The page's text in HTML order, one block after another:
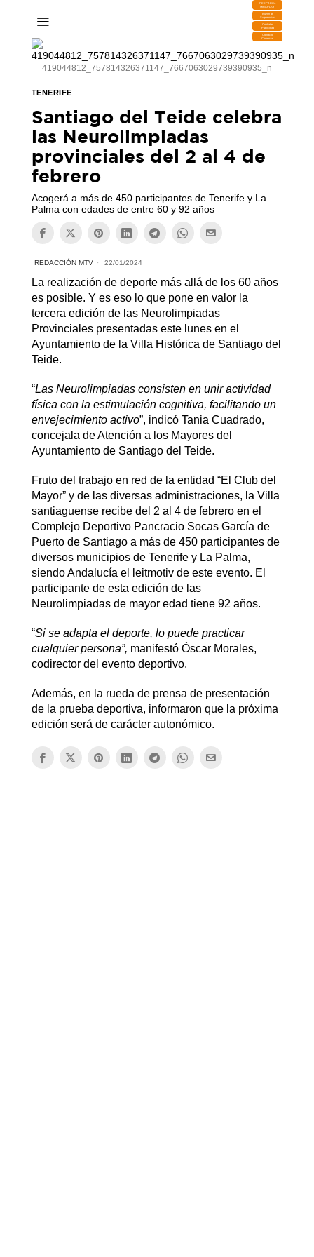
DESCARGA
MIRAPLAY
Buzón de
Sugerencias
Contratar
Publicidad
Contacto
Comercial
419044812_757814326371147_7667063029739390935_n
TENERIFE
Santiago del Teide celebra
las Neurolimpiadas
provinciales del 2 al 4 de
febrero
Acogerá a más de 450 participantes de Tenerife y La
Palma con edades de entre 60 y 92 años
REDACCIÓN MTV 22/01/2024
La realización de deporte más allá de los 60 años
es posible. Y es eso lo que pone en valor la
tercera edición de las Neurolimpiadas
Provinciales presentadas este lunes en el
Ayuntamiento de la Villa Histórica de Santiago del
Teide.
“Las Neurolimpiadas consisten en unir actividad
física con la estimulación cognitiva, facilitando un
envejecimiento activo”, indicó Tania Cuadrado,
concejala de Atención a los Mayores del
Ayuntamiento de Santiago del Teide.
Fruto del trabajo en red de la entidad “El Club del
Mayor” y de las diversas administraciones, la Villa
santiaguense recibe del 2 al 4 de febrero en el
Complejo Deportivo Pancracio Socas García de
Puerto de Santiago a más de 450 participantes de
diversos municipios de Tenerife y La Palma,
siendo Andalucía el leitmotiv de este evento. El
participante de esta edición de las
Neurolimpiadas de mayor edad tiene 92 años.
“Si se adapta el deporte, lo puede practicar
cualquier persona”, manifestó Óscar Morales,
codirector del evento deportivo.
Además, en la rueda de prensa de presentación
de la prueba deportiva, informaron que la próxima
edición será de carácter autonómico.